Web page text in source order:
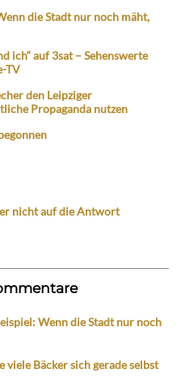
die Stadt nur noch mäht,
ich“ auf 3sat – Sehenswerte
TV
den Leipziger
Propaganda nutzen
nicht auf die Antwort
Wenn die Stadt nur noch
viele Bäcker sich gerade selbst